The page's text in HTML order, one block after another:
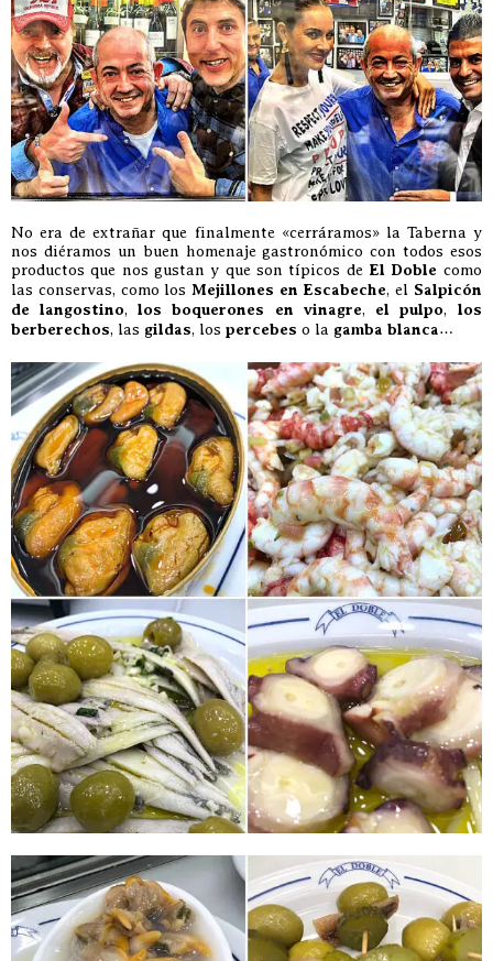
No era de extrañar que finalmente «cerráramos» la Taberna y
nos diéramos un buen homenaje gastronómico con todos esos
productos que nos gustan y que son típicos de El Doble como
las conservas, como los Mejillones en Escabeche, el Salpicón
de langostino, los boquerones en vinagre, el pulpo, los
berberechos, las gildas, los percebes o la gamba blanca…